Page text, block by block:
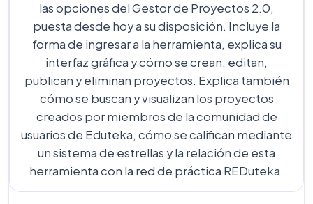
las opciones del Gestor de Proyectos 2.0,
puesta desde hoy a su disposición. Incluye la
forma de ingresar a la herramienta, explica su
interfaz gráfica y cómo se crean, editan,
publican y eliminan proyectos. Explica también
cómo se buscan y visualizan los proyectos
creados por miembros de la comunidad de
usuarios de Eduteka, cómo se califican mediante
un sistema de estrellas y la relación de esta
herramienta con la red de práctica REDuteka.